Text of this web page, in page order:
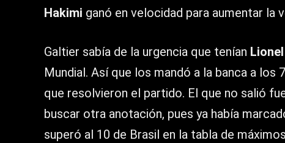
Hakimi ganó en velocidad para aumentar la
Galtier sabía de la urgencia que tenían
Mundial. Así que los mandó a la banca a los
que resolvieron el partido. El que no salió
buscar otra anotación, pues ya había
superó al 10 de Brasil en la tabla de